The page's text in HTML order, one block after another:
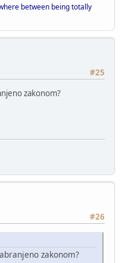
between being totally
#25
zakonom?
#26
zakonom?